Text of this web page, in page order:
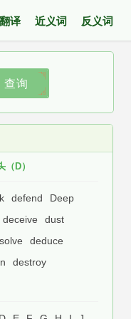
翻译 近义词 反义词
查询
（D）
defend
Deep
deceive
dust
deduce
destroy